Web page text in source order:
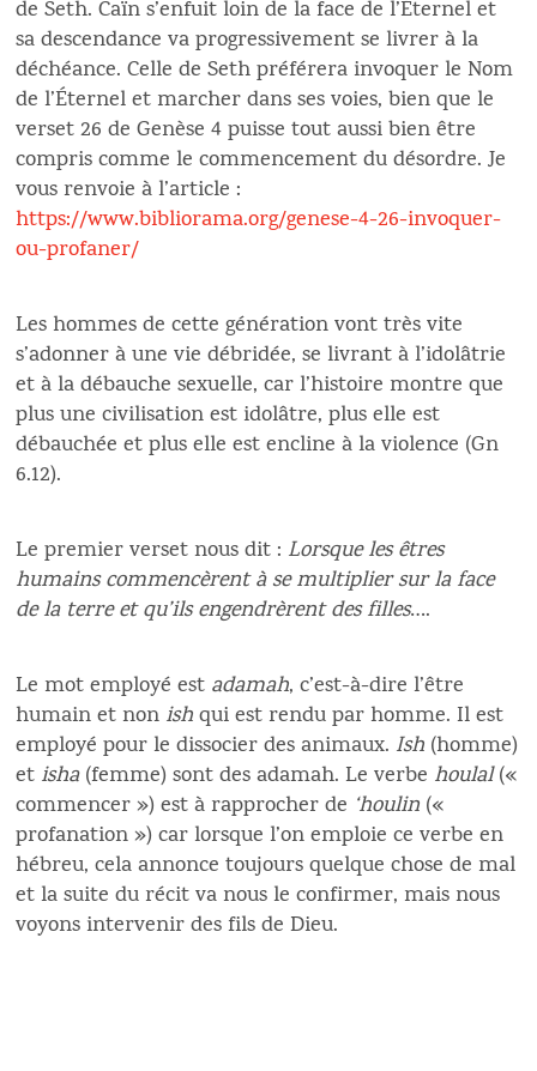
de Seth. Caïn s’enfuit loin de la face de l’Éternel et
sa descendance va progressivement se livrer à la
déchéance. Celle de Seth préférera invoquer le Nom
de l’Éternel et marcher dans ses voies, bien que le
verset 26 de Genèse 4 puisse tout aussi bien être
compris comme le commencement du désordre. Je
vous renvoie à l’article :
https://www.bibliorama.org/genese-4-26-invoquer-
ou-profaner/
Les hommes de cette génération vont très vite
s’adonner à une vie débridée, se livrant à l’idolâtrie
et à la débauche sexuelle, car l’histoire montre que
plus une civilisation est idolâtre, plus elle est
débauchée et plus elle est encline à la violence (Gn
6.12).
Le premier verset nous dit : Lorsque les êtres
humains commencèrent à se multiplier sur la face
de la terre et qu’ils engendrèrent des filles….
Le mot employé est adamah, c’est-à-dire l’être
humain et non ishqui est rendu par homme. Il est
employé pour le dissocier des animaux. Ish (homme)
et isha(femme) sont des adamah. Le verbe houlal(«
commencer ») est à rapprocher de ‘houlin («
profanation ») car lorsque l’on emploie ce verbe en
hébreu, cela annonce toujours quelque chose de mal
et la suite du récit va nous le confirmer, mais nous
voyons intervenir des fils de Dieu.